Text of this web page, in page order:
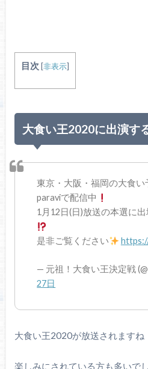
目次 [非表示]
大食い王2020に出演す
東京・大阪・福岡の大食い
paraviで配信中
1月12日(日)放送の本選に
是非ご覧ください
— 元祖！大食い王決定戦
27日
大食い王2020が放送されますね
楽しみにされている方も多いでし